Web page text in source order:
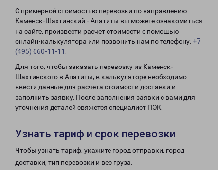
С примерной стоимостью перевозки по направлению
Каменск-Шахтинский - Апатиты вы можете ознакомиться
на сайте, произвести расчет стоимости с помощью
онлайн-калькулятора или позвонить нам по телефону: +7
(495) 660-11-11
Для того, чтобы заказать перевозку из Каменск-
Шахтинского в Апатиты, в калькуляторе необходимо
ввести данные для расчета стоимости доставки и
заполнить заявку. После заполнения заявки с вами для
уточнения деталей свяжется специалист ПЭК.
Узнать тариф и срок перевозки
Чтобы узнать тариф, укажите город отправки, город
доставки, тип перевозки и вес груза.